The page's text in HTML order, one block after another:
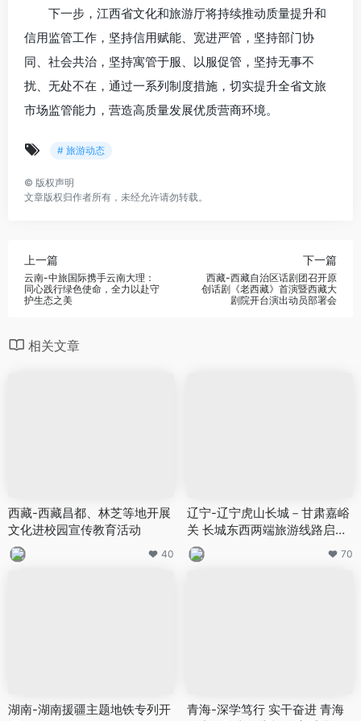
下一步，江西省文化和旅游厅将持续推动质量提升和
信用监管工作，坚持信用赋能、宽进严管，坚持部门协
同、社会共治，坚持寓管于服、以服促管，坚持无事不
扰、无处不在，通过一系列制度措施，切实提升全省文旅
市场监管能力，营造高质量发展优质营商环境。
# 旅游动态
© 版权声明
文章版权归作者所有，未经允许请勿转载。
上一篇
云南-中旅国际携手云南大理：
同心践行绿色使命，全力以赴守
护生态之美
下一篇
西藏-西藏自治区话剧团召开原
创话剧《老西藏》首演暨西藏大
剧院开台演出动员部署会
相关文章
西藏-西藏昌都、林芝等地开展
文化进校园宣传教育活动
40
辽宁-辽宁虎山长城－甘肃嘉峪
关 长城东西两端旅游线路启动
仪式启动
70
湖南-湖南援疆主题地铁专列开
青海-深学笃行 实干奋进 青海